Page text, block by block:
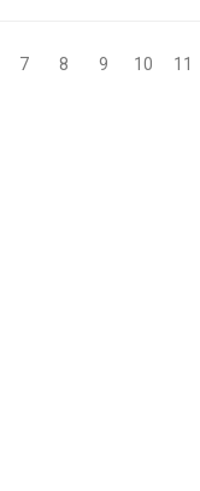
7 8 9 10 11